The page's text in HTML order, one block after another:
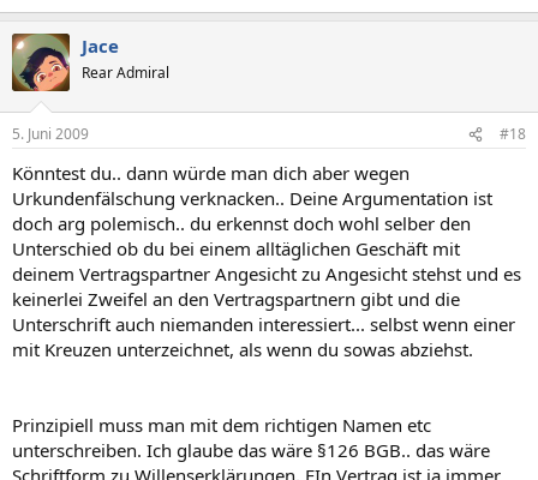
Jace
Rear Admiral
5. Juni 2009 #18
Könntest du.. dann würde man dich aber wegen
Urkundenfälschung verknacken.. Deine Argumentation ist
doch arg polemisch.. du erkennst doch wohl selber den
Unterschied ob du bei einem alltäglichen Geschäft mit
deinem Vertragspartner Angesicht zu Angesicht stehst und es
keinerlei Zweifel an den Vertragspartnern gibt und die
Unterschrift auch niemanden interessiert... selbst wenn einer
mit Kreuzen unterzeichnet, als wenn du sowas abziehst.
Prinzipiell muss man mit dem richtigen Namen etc
unterschreiben. Ich glaube das wäre §126 BGB.. das wäre
Schriftform zu Willenserklärungen. EIn Vertrag ist ja immer